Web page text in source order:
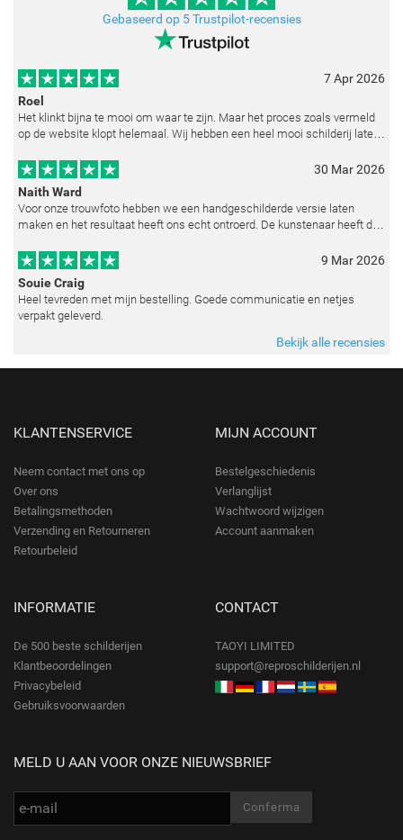
Gebaseerd op 5 Trustpilot-recensies
7 Apr 2026
Roel
Het klinkt bijna te mooi om waar te zijn. Maar het proces zoals vermeld
op de website klopt helemaal. Wij hebben een heel mooi schilderij laten
30 Mar 2026
Naith Ward
Voor onze trouwfoto hebben we een handgeschilderde versie laten
maken en het resultaat heeft ons echt ontroerd. De kunstenaar heeft de
9 Mar 2026
Souie Craig
Heel tevreden met mijn bestelling. Goede communicatie en netjes
verpakt geleverd.
Bekijk alle recensies
KLANTENSERVICE
Neem contact met ons op
Over ons
Betalingsmethoden
Verzending en Retourneren
Retourbeleid
MIJN ACCOUNT
Bestelgeschiedenis
Verlanglijst
Wachtwoord wijzigen
Account aanmaken
INFORMATIE
De 500 beste schilderijen
Klantbeoordelingen
Privacybeleid
Gebruiksvoorwaarden
CONTACT
TAOYI LIMITED
support@reproschilderijen.nl
MELD U AAN VOOR ONZE NIEUWSBRIEF